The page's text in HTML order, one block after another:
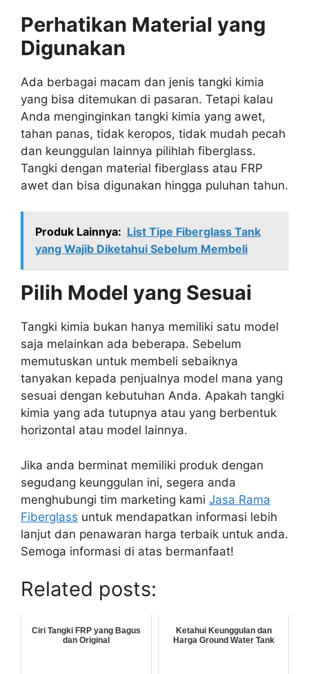
Perhatikan Material yang
Digunakan
Ada berbagai macam dan jenis tangki kimia
yang bisa ditemukan di pasaran. Tetapi kalau
Anda menginginkan tangki kimia yang awet,
tahan panas, tidak keropos, tidak mudah pecah
dan keunggulan lainnya pilihlah fiberglass.
Tangki dengan material fiberglass atau FRP
awet dan bisa digunakan hingga puluhan tahun.
Produk Lainnya: List Tipe Fiberglass Tank
yang Wajib Diketahui Sebelum Membeli
Pilih Model yang Sesuai
Tangki kimia bukan hanya memiliki satu model
saja melainkan ada beberapa. Sebelum
memutuskan untuk membeli sebaiknya
tanyakan kepada penjualnya model mana yang
sesuai dengan kebutuhan Anda. Apakah tangki
kimia yang ada tutupnya atau yang berbentuk
horizontal atau model lainnya.
Jika anda berminat memiliki produk dengan
segudang keunggulan ini, segera anda
menghubungi tim marketing kami Jasa Rama
Fiberglass untuk mendapatkan informasi lebih
lanjut dan penawaran harga terbaik untuk anda.
Semoga informasi di atas bermanfaat!
Related posts:
Ciri Tangki FRP yang Bagus
dan Original
Ketahui Keunggulan dan
Harga Ground Water Tank